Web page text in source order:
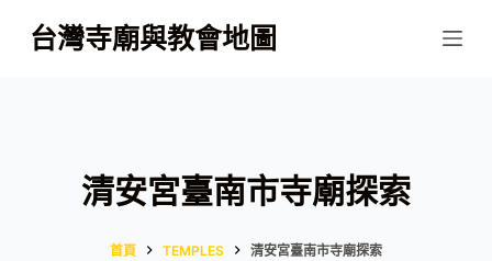
跳
至
台灣寺廟與教會地圖
清安宮臺南市寺廟探索
首頁 TEMPLES 清安宮臺南市寺廟探索